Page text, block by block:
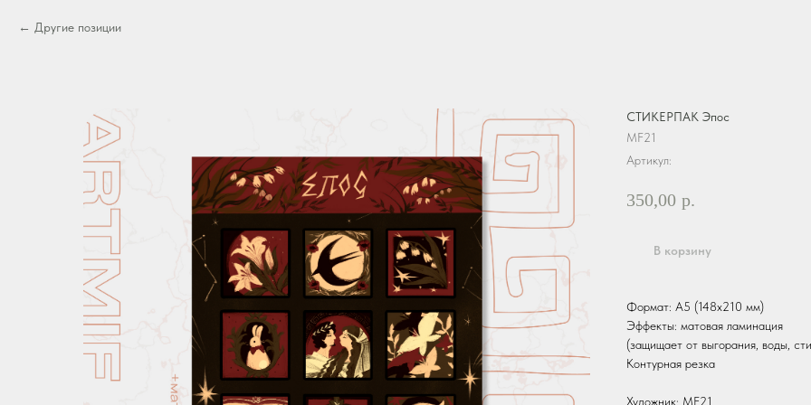
Другие позиции
СТИКЕРПАК Эпос
MF21
Артикул:
350,00 р.
В корзину
Формат: А5 (148х210 мм)
Эффекты: матовая ламинация
(защищает от выгорания, воды,
Контурная резка
Художник: MF21